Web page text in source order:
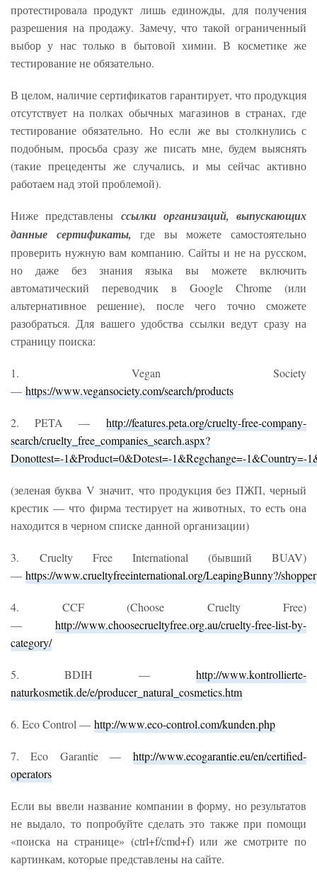
протестировала продукт лишь единожды, для получения
разрешения на продажу. Замечу, что такой ограниченный
выбор у нас только в бытовой химии. В косметике же
тестирование не обязательно.
В целом, наличие сертификатов гарантирует, что продукция
отсутствует на полках обычных магазинов в странах, где
тестирование обязательно. Но если же вы столкнулись с
подобным, просьба сразу же писать мне, будем выяснять
(такие прецеденты же случались, и мы сейчас активно
работаем над этой проблемой).
Ниже представлены ссылки организаций, выпускающих
данные сертификаты, где вы можете самостоятельно
проверить нужную вам компанию. Сайты и не на русском,
но даже без знания языка вы можете включить
автоматический переводчик в Google Chrome (или
альтернативное решение), после чего точно сможете
разобраться. Для вашего удобства ссылки ведут сразу на
страницу поиска:
1. Vegan Society
— https://www.vegansociety.com/search/products
2. PETA — http://features.peta.org/cruelty-free-company-
search/cruelty_free_companies_search.aspx?
Donottest=-1&Product=0&Dotest=-1&Regchange=-1&Country=-
(зеленая буква V значит, что продукция без ПЖП, черный
крестик — что фирма тестирует на животных, то есть она
находится в черном списке данной организации)
3. Cruelty Free International (бывший BUAV)
— https://www.crueltyfreeinternational.org/LeapingBunny?/shopper
4. CCF (Choose Cruelty Free)
— http://www.choosecrueltyfree.org.au/cruelty-free-list-by-
category/
5. BDIH — http://www.kontrollierte-
naturkosmetik.de/e/producer_natural_cosmetics.htm
6. Eco Control — http://www.eco-control.com/kunden.php
7. Eco Garantie — http://www.ecogarantie.eu/en/certified-
operators
Если вы ввели название компании в форму, но результатов
не выдало, то попробуйте сделать это также при помощи
«поиска на странице» (ctrl+f/cmd+f) или же смотрите по
картинкам, которые представлены на сайте.